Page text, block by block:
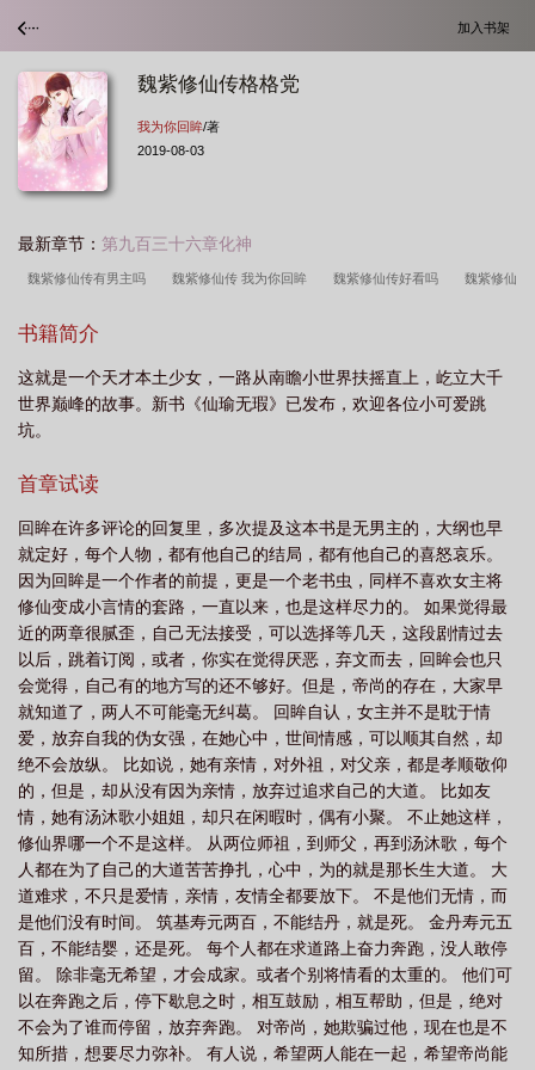
加入书架
魏紫修仙传格格党
我为你回眸/著
2019-08-03
最新章节： 第九百三十六章化神
魏紫修仙传有男主吗 魏紫修仙传 我为你回眸 魏紫修仙传好看吗 魏紫修仙
吗 魏紫修仙传女主好蠢啊
序 魏紫修仙传讲的什么 魏紫修仙传全文免费阅读无弹窗 魏紫修仙传帝
尚 魏紫修仙传男主是谁 魏紫修仙传txt云盘 魏紫修仙传TXT 魏紫修仙传
修仙传2第二部叫什么
读无弹窗 魏紫修仙传百度 魏紫修仙传女主和谁是一对 魏紫修仙传排
雷 魏紫修仙传在线阅读 魏紫修仙传全文 魏紫修仙传帝尚结局 魏紫修仙
传的男主是谁 魏紫修仙传txt
书籍简介
这就是一个天才本土少女，一路从南瞻小世界扶摇直上，屹立大千
世界巅峰的故事。新书《仙瑜无瑕》已发布，欢迎各位小可爱跳
坑。
首章试读
回眸在许多评论的回复里，多次提及这本书是无男主的，大纲也早
就定好，每个人物，都有他自己的结局，都有他自己的喜怒哀乐。
因为回眸是一个作者的前提，更是一个老书虫，同样不喜欢女主将
修仙变成小言情的套路，一直以来，也是这样尽力的。 如果觉得最
近的两章很腻歪，自己无法接受，可以选择等几天，这段剧情过去
以后，跳着订阅，或者，你实在觉得厌恶，弃文而去，回眸会也只
会觉得，自己有的地方写的还不够好。但是，帝尚的存在，大家早
就知道了，两人不可能毫无纠葛。 回眸自认，女主并不是耽于情
爱，放弃自我的伪女强，在她心中，世间情感，可以顺其自然，却
绝不会放纵。 比如说，她有亲情，对外祖，对父亲，都是孝顺敬仰
的，但是，却从没有因为亲情，放弃过追求自己的大道。 比如友
情，她有汤沐歌小姐姐，却只在闲暇时，偶有小聚。 不止她这样，
修仙界哪一个不是这样。 从两位师祖，到师父，再到汤沐歌，每个
人都在为了自己的大道苦苦挣扎，心中，为的就是那长生大道。 大
道难求，不只是爱情，亲情，友情全都要放下。 不是他们无情，而
是他们没有时间。 筑基寿元两百，不能结丹，就是死。 金丹寿元五
百，不能结婴，还是死。 每个人都在求道路上奋力奔跑，没人敢停
留。 除非毫无希望，才会成家。或者个别将情看的太重的。 他们可
以在奔跑之后，停下歇息之时，相互鼓励，相互帮助，但是，绝对
不会为了谁而停留，放弃奔跑。 对帝尚，她欺骗过他，现在也是不
知所措，想要尽力弥补。 有人说，希望两人能在一起，希望帝尚能